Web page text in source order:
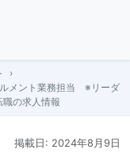
メント業務担当 ※リーダ
の求人情報
掲載日: 2024年8月9日